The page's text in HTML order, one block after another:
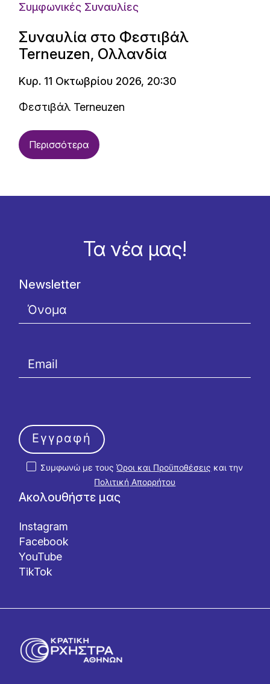
Συμφωνικές Συναυλίες
Συναυλία στο Φεστιβάλ
Terneuzen, Ολλανδία
Κυρ. 11 Οκτωβρίου 2026, 20:30
Φεστιβάλ Terneuzen
Περισσότερα
Τα νέα μας!
Ακολουθήστε μας
Instagram
Facebook
YouTube
TikTok
Newsletter
Συμφωνώ με τουςΌροι και Προϋποθέσεις και την
Πολιτική Απορρήτου
Εγγραφή